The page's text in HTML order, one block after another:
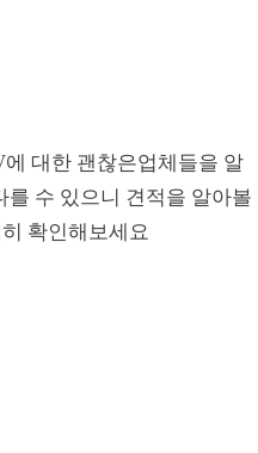
대한 괜찮은업체들을 알
수 있으니 견적을 알아볼
확인해보세요